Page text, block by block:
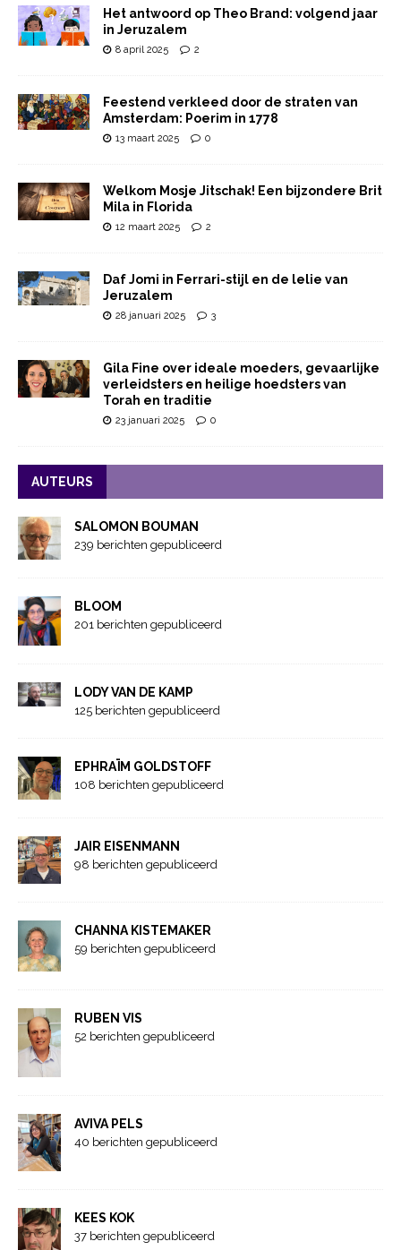
Het antwoord op Theo Brand: volgend jaar
in Jeruzalem
8 april 2025 2
Feestend verkleed door de straten van
Amsterdam: Poerim in 1778
13 maart 2025 0
Welkom Mosje Jitschak! Een bijzondere Brit
Mila in Florida
12 maart 2025 2
Daf Jomi in Ferrari-stijl en de lelie van
Jeruzalem
28 januari 2025 3
Gila Fine over ideale moeders, gevaarlijke
verleidsters en heilige hoedsters van
Torah en traditie
23 januari 2025 0
AUTEURS
SALOMON BOUMAN
239 berichten gepubliceerd
BLOOM
201 berichten gepubliceerd
LODY VAN DE KAMP
125 berichten gepubliceerd
EPHRAÏM GOLDSTOFF
108 berichten gepubliceerd
JAIR EISENMANN
98 berichten gepubliceerd
CHANNA KISTEMAKER
59 berichten gepubliceerd
RUBEN VIS
52 berichten gepubliceerd
AVIVA PELS
40 berichten gepubliceerd
KEES KOK
37 berichten gepubliceerd